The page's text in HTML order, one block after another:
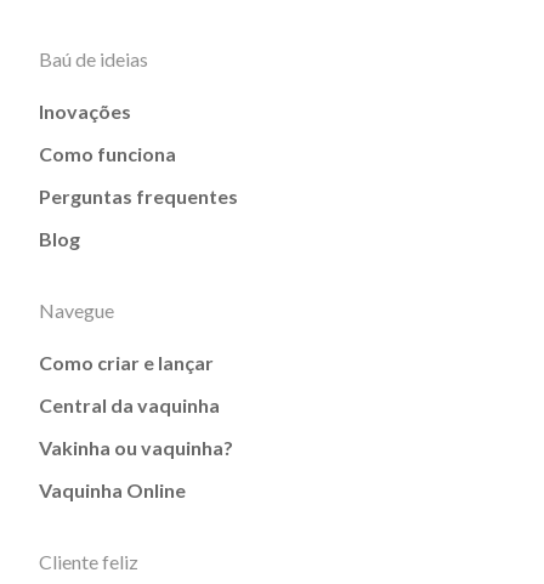
Baú de ideias
Inovações
Como funciona
Perguntas frequentes
Blog
Navegue
Como criar e lançar
Central da vaquinha
Vakinha ou vaquinha?
Vaquinha Online
Cliente feliz